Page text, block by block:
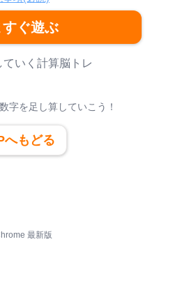
すぐ遊ぶ
いく計算脳トレ
字を足し算していこう！
へもどる
最新版